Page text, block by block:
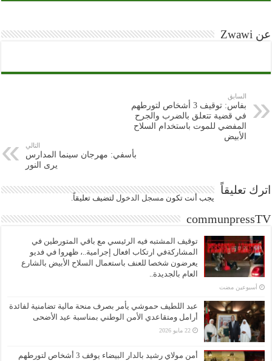
عن Zwawi
السابق
بفاس: توقيف 3 أشخاص لتورطهم
في قضية تتعلق بالضرب والجرح
المفضي للموت باستخدام السلاح
الأبيض
التالي
بأسفي: مهرجان سينما المدارس
يرى النور
اترك تعليقاً
يجب أنت تكون مسجل الدخول لتضيف تعليقاً.
communpressTV
توقيف المشتبه فيه الرئيسي مع باقي المتورطين في
المشاركةفي ارتكاب افعال إجرامية..، ظهروا في فديو
يعرضون شخصا للعنف باستعمال السلاح الأبيض بالشارع
العام بالجديدة..
‏أسبوعين مضت
عبد اللطيف حموشي يأمر بصرف منحة مالية تضامنية لفائدة
أرامل ومتقاعدي الأمن الوطني بمناسبة عيد الأضحى
22 مايو 2026
أمن مولاي رشيد بالدار البيضاء يوقف 3 أشخاص لتورطهم